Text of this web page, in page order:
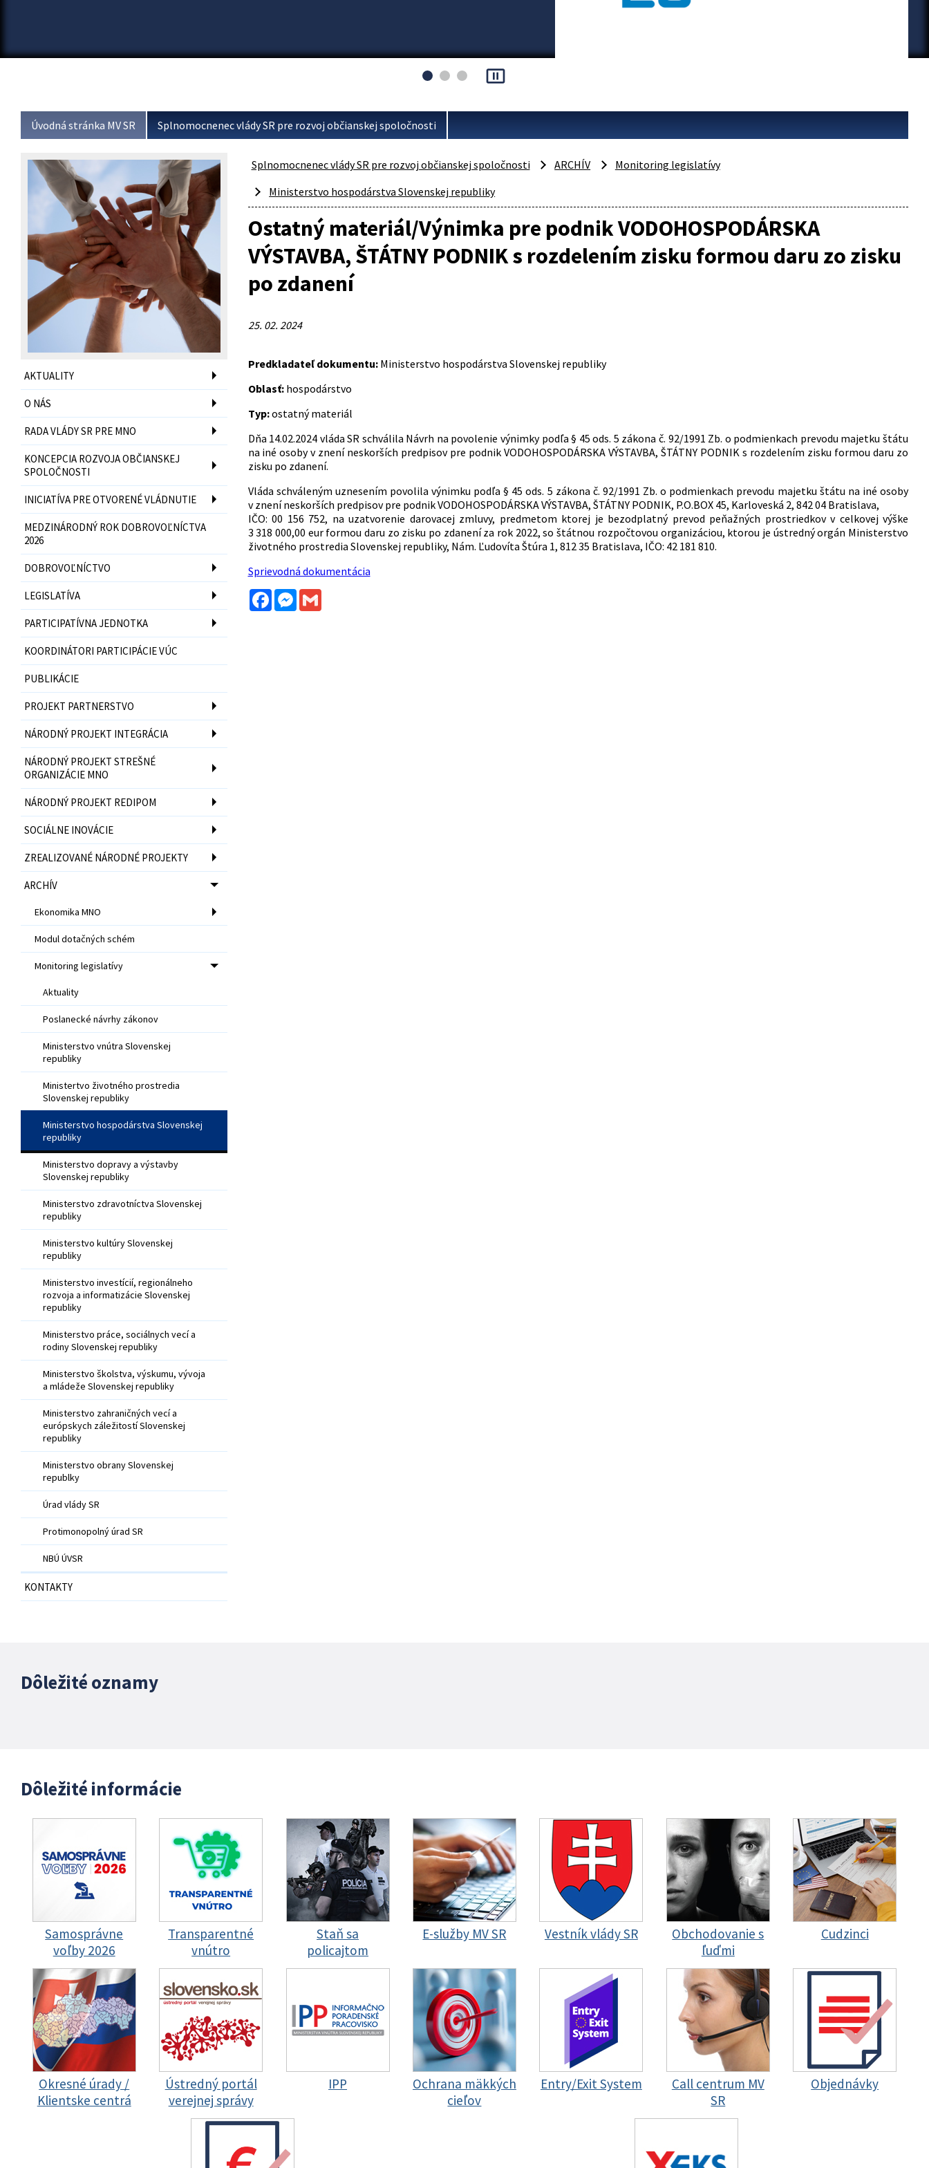
pause_presentation
Úvodná stránka MV SR Splnomocnenec vlády SR pre rozvoj občianskej spoločnosti
AKTUALITY
O NÁS
RADA VLÁDY SR PRE MNO
KONCEPCIA ROZVOJA OBČIANSKEJ
SPOLOČNOSTI
INICIATÍVA PRE OTVORENÉ VLÁDNUTIE
MEDZINÁRODNÝ ROK DOBROVOĽNÍCTVA
2026
DOBROVOĽNÍCTVO
LEGISLATÍVA
PARTICIPATÍVNA JEDNOTKA
KOORDINÁTORI PARTICIPÁCIE VÚC
PUBLIKÁCIE
PROJEKT PARTNERSTVO
NÁRODNÝ PROJEKT INTEGRÁCIA
NÁRODNÝ PROJEKT STREŠNÉ
ORGANIZÁCIE MNO
NÁRODNÝ PROJEKT REDIPOM
SOCIÁLNE INOVÁCIE
ZREALIZOVANÉ NÁRODNÉ PROJEKTY
ARCHÍV
Ekonomika MNO
Modul dotačných schém
Monitoring legislatívy
Aktuality
Poslanecké návrhy zákonov
Ministerstvo vnútra Slovenskej
republiky
Ministertvo životného prostredia
Slovenskej republiky
Ministerstvo hospodárstva Slovenskej
republiky
Ministerstvo dopravy a výstavby
Slovenskej republiky
Ministerstvo zdravotníctva Slovenskej
republiky
Ministerstvo kultúry Slovenskej
republiky
Ministerstvo investícií, regionálneho
rozvoja a informatizácie Slovenskej
republiky
Ministerstvo práce, sociálnych vecí a
rodiny Slovenskej republiky
Ministerstvo školstva, výskumu, vývoja
a mládeže Slovenskej republiky
Ministerstvo zahraničných vecí a
európskych záležitostí Slovenskej
republiky
Ministerstvo obrany Slovenskej
republky
Úrad vlády SR
Protimonopolný úrad SR
NBÚ ÚVSR
KONTAKTY
Splnomocnenec vlády SR pre rozvoj občianskej spoločnosti ARCHÍV
Monitoring legislatívy
Ministerstvo hospodárstva Slovenskej republiky
Ostatný materiál/Výnimka pre podnik VODOHOSPODÁRSKA
VÝSTAVBA, ŠTÁTNY PODNIK s rozdelením zisku formou daru zo zisku
po zdanení
25. 02. 2024
Predkladateľ dokumentu: Ministerstvo hospodárstva Slovenskej republiky
Oblasť: hospodárstvo
Typ:ostatný materiál
Dňa 14.02.2024 vláda SR schválila Návrh na povolenie výnimky podľa § 45 ods. 5 zákona č. 92/1991 Zb. o podmienkach prevodu majetku štátu
na iné osoby v znení neskorších predpisov pre podnik VODOHOSPODÁRSKA VÝSTAVBA, ŠTÁTNY PODNIK s rozdelením zisku formou daru zo
zisku po zdanení.
Vláda schváleným uznesením povolila výnimku podľa § 45 ods. 5 zákona č. 92/1991 Zb. o podmienkach prevodu majetku štátu na iné osoby
v znení neskorších predpisov pre podnik VODOHOSPODÁRSKA VÝSTAVBA, ŠTÁTNY PODNIK, P.O.BOX 45, Karloveská 2, 842 04 Bratislava,
IČO: 00 156 752, na uzatvorenie darovacej zmluvy, predmetom ktorej je bezodplatný prevod peňažných prostriedkov v celkovej výške
3 318 000,00 eur formou daru zo zisku po zdanení za rok 2022, so štátnou rozpočtovou organizáciou, ktorou je ústredný orgán Ministerstvo
životného prostredia Slovenskej republiky, Nám. Ľudovíta Štúra 1, 812 35 Bratislava, IČO: 42 181 810.
Sprievodná dokumentácia
FacebookMessenger
Gmail
Dôležité oznamy
Dôležité informácie
Samosprávne
voľby 2026
Transparentné
vnútro
Staň sa
policajtom
E-služby MV SR Vestník vlády SR
Obchodovanie s
ľuďmi
Cudzinci
Okresné úrady /
Klientske centrá
Ústredný portál
verejnej správy
IPP
Ochrana mäkkých
cieľov
Entry/Exit System
Call centrum MV
SR
Objednávky